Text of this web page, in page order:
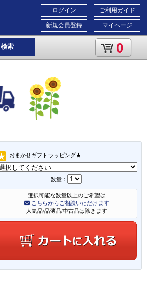
ご利用ガイド
マイページ
ログイン
新規会員登録
検索 0
おまかせギフトラッピング★
数量：
選択可能な数量以上のご希望は
こちらからご相談いただけます
人気品/品薄品/中古品は除きます